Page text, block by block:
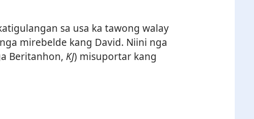
sa usa ka tawong walay
mirebelde kang David. Niini nga
Beritanhon, KJ) misuportar kang